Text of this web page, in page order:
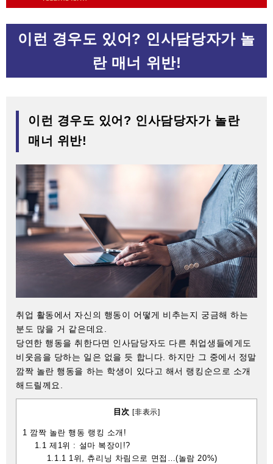
이런 경우도 있어? 인사담당자가 놀
란 매너 위반!
이런 경우도 있어? 인사담당자가 놀란
매너 위반!
취업 활동에서 자신의 행동이 어떻게 비추는지 궁금해 하는
분도 많을 거 같은데요.
당연한 행동을 취한다면 인사담당자도 다른 취업생들에게도
비웃음을 당하는 일은 없을 듯 합니다. 하지만 그 중에서 정말
깜짝 놀란 행동을 하는 학생이 있다고 해서 랭킹순으로 소개
해드릴께요.
目次 [非表示]
1 깜짝 놀란 행동 랭킹 소개!
1.1 제1위 : 설마 복장이!?
1.1.1 1위, 츄리닝 차림으로 면접…(놀람 20%)